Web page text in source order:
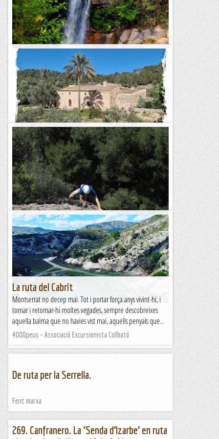
km) Desnivell: 121 m...
Maifemcim.cat
Per les guilleries: ruta dels carboners
El meu gran mestre excursionista, en Manel Cortés, deia que
als de la Catalunya ponentina ens encanta els boscos
frondosos i verds, en canvi els catalans de l'altre vessant els...
Excursions del Joan Ramon
Marratxí – Ruta verde número 2 (Sa
Cimentera)
TrailRunningMallorca – Correr por la isla de Mallorca
La Ruta de la Seda a la Roca Subirana.
La Roca Subirana, en els verals del Santuari de Lord, vaig
descobrir-la el dia que vaig repetir l'Aresta dels Piteus (per
sortir encara al blog) i, la seva cara sud va atraure'm...
Romàntic Guerrer
Passarel.la i ruta de Relleu
Fent marxa
La ruta del Cabrit
Montserrat no decep mai. Tot i portar força anys vivint-hi, i
tornar i retornar-hi moltes vegades, sempre descobreixes
aquella balma que no havies vist mai, aquells penyals que...
4000peus - Associació Excursionista Collbató
De ruta per la Serrella.
Fent marxa
269. Canfranero. La ‘Senda d’Izarbe’ en ruta